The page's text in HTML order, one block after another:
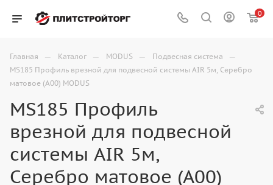
0
Главная — Каталог — MODUS — Подвесная система —
MS185 Профиль врезной для подвесной системы AIR 5м, Серебро
матовое (А00) MODUS
MS185 Профиль
врезной для подвесной
системы AIR 5м,
Серебро матовое (А00)